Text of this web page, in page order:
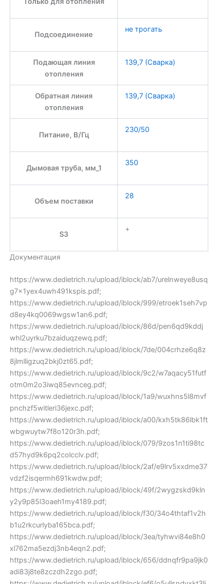
Подсоединение
не трогать
Подающая линия
отопления
139,7 (Сварка)
Обратная линия
отопления
139,7 (Сварка)
Питание, В/Гц
230/50
Дымовая труба, мм_1
350
Объем поставки
28
S3
+
Документация
https://www.dedietrich.ru/upload/iblock/ab7/urelnweye8usq
g7x1yex4uwh491kspis.pdf;
https://www.dedietrich.ru/upload/iblock/999/etroek1seh7vp
d8ey4kq0069wgsw1an6.pdf;
https://www.dedietrich.ru/upload/iblock/86d/pen6qd9kddj
whl2uyrku7bzaiduqzewq.pdf;
https://www.dedietrich.ru/upload/iblock/7de/004crhze6q8z
8jlmlligzuq2bkj0zt65.pdf;
https://www.dedietrich.ru/upload/iblock/9c2/w7aqacy51futf
otm0m2o3iwq85evnceg.pdf;
https://www.dedietrich.ru/upload/iblock/1a9/wuxhns5l8mvf
pnchzf5witleri36jexc.pdf;
https://www.dedietrich.ru/upload/iblock/a00/kxh5tk86lbk1ft
wbgwuytw7f8o120r3h.pdf;
https://www.dedietrich.ru/upload/iblock/079/9zos1n1ti98tc
d57hyd9k6pq2colcclv.pdf;
https://www.dedietrich.ru/upload/iblock/2af/e9lrv5xxdme37
vdzf2isqermh691kwdw.pdf;
https://www.dedietrich.ru/upload/iblock/49f/2wygzskd9kln
y2y9p85l3oaeh1my4189.pdf;
https://www.dedietrich.ru/upload/iblock/f30/34o4thtaf1v2h
b1u2rkcurlyba165bca.pdf;
https://www.dedietrich.ru/upload/iblock/3ea/tyhwvi84e8h0
xl762ma5ezdj3nb4eqn2.pdf;
https://www.dedietrich.ru/upload/iblock/656/ddnqfr9pa9jk0
adi83j8te8zczdh2zgo.pdf;